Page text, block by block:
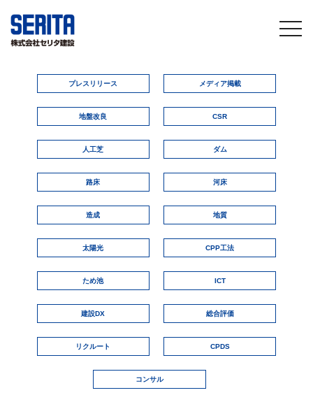
プレスリリース メディア掲載
地盤改良 CSR
人工芝 ダム
路床 河床
造成 地質
太陽光 CPP工法
ため池 ICT
建設DX 総合評価
リクルート CPDS
コンサル